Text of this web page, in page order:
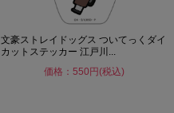
文豪ストレイドッグス ついてっくダイ
カットステッカー 江戸川...
価格：550円(税込)